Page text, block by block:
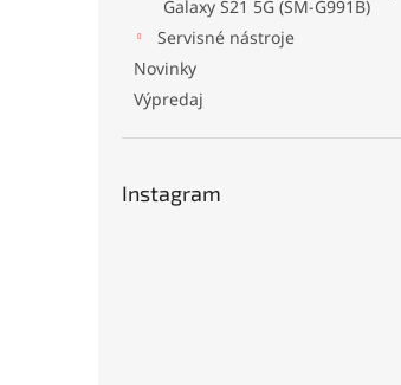
Galaxy S21 5G (SM-G991B)
Servisné nástroje
Novinky
Výpredaj
Instagram